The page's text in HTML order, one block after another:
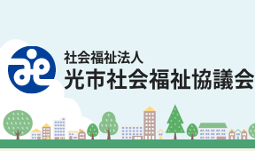
社会福祉法人
光市社会福祉協議会